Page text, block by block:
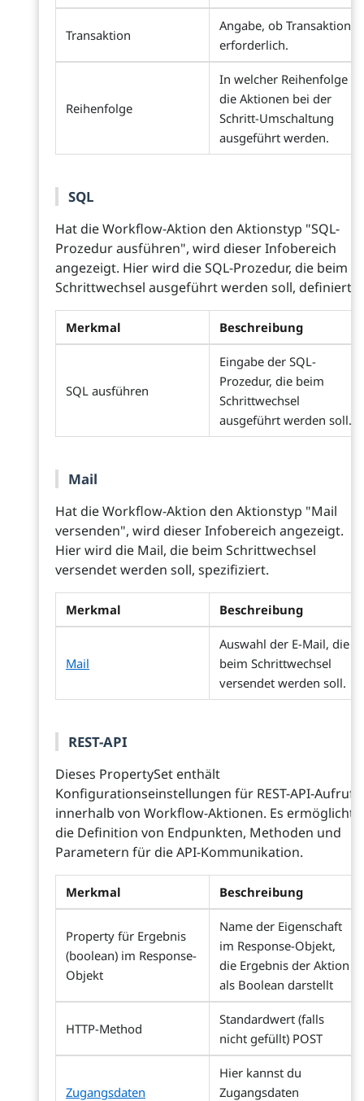
Transaktion
Angabe, ob Transaktion
erforderlich.
Reihenfolge
In welcher Reihenfolge
die Aktionen bei der
Schritt-Umschaltung
ausgeführt werden.
SQL
Hat die Workflow-Aktion den Aktionstyp "SQL-
Prozedur ausführen", wird dieser Infobereich
angezeigt. Hier wird die SQL-Prozedur, die beim
Schrittwechsel ausgeführt werden soll, definiert.
Merkmal Beschreibung
SQL ausführen
Eingabe der SQL-
Prozedur, die beim
Schrittwechsel
ausgeführt werden soll.
Mail
Hat die Workflow-Aktion den Aktionstyp "Mail
versenden", wird dieser Infobereich angezeigt.
Hier wird die Mail, die beim Schrittwechsel
versendet werden soll, spezifiziert.
Merkmal Beschreibung
Mail
Auswahl der E-Mail, die
beim Schrittwechsel
versendet werden soll.
REST-API
Dieses PropertySet enthält
Konfigurationseinstellungen für REST-API-Aufrufe
innerhalb von Workflow-Aktionen. Es ermöglicht
die Definition von Endpunkten, Methoden und
Parametern für die API-Kommunikation.
Merkmal Beschreibung
Property für Ergebnis
(boolean) im Response-
Objekt
Name der Eigenschaft
im Response-Objekt,
die Ergebnis der Aktion
als Boolean darstellt
HTTP-Method
Standardwert (falls
nicht gefüllt) POST
Zugangsdaten
Hier kannst du
Zugangsdaten